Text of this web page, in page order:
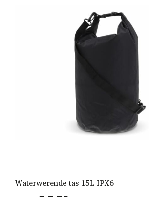
Waterwerende tas 15L IPX6